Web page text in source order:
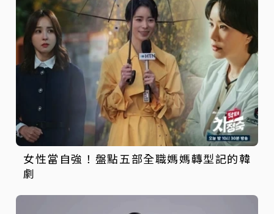
女性當自強！盤點五部全職媽媽轉型記的韓
劇